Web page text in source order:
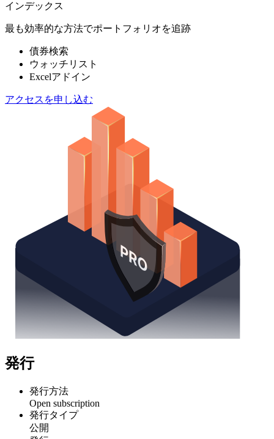
インデックス
最も効率的な方法でポートフォリオを追跡
債券検索
ウォッチリスト
Excelアドイン
アクセスを申し込む
発行
発行方法
Open subscription
発行タイプ
公開